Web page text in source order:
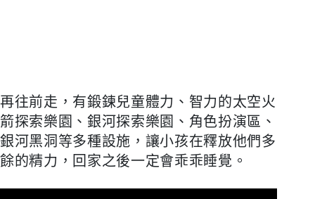
再往前走，有鍛鍊兒童體力、智力的太空火
箭探索樂園、銀河探索樂園、角色扮演區、
銀河黑洞等多種設施，讓小孩在釋放他們多
餘的精力，回家之後一定會乖乖睡覺。